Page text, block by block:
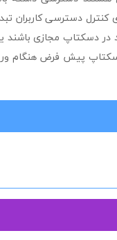
کنترل دسترسی کاربران
دسکتاپ مجازی باشند یا
پیش فرض هنگام